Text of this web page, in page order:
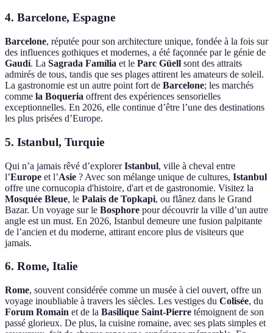
4. Barcelone, Espagne
Barcelone, réputée pour son architecture unique, fondée à la fois sur
des influences gothiques et modernes, a été façonnée par le génie de
Gaudí. La Sagrada Família et le Parc Güell sont des attraits
admirés de tous, tandis que ses plages attirent les amateurs de soleil.
La gastronomie est un autre point fort de Barcelone; les marchés
comme la Boqueria offrent des expériences sensorielles
exceptionnelles. En 2026, elle continue d’être l’une des destinations
les plus prisées d’Europe.
5. Istanbul, Turquie
Qui n’a jamais rêvé d’explorerIstanbul, ville à cheval entre
l’Europe et l’Asie ? Avec son mélange unique de cultures, Istanbul
offre une cornucopia d'histoire, d'art et de gastronomie. Visitez la
Mosquée Bleue, le Palais de Topkapi, ou flânez dans le Grand
Bazar. Un voyage sur le Bosphore pour découvrir la ville d’un autre
angle est un must. En 2026, Istanbul demeure une fusion palpitante
de l’ancien et du moderne, attirant encore plus de visiteurs que
jamais.
6. Rome, Italie
Rome, souvent considérée comme un musée à ciel ouvert, offre un
voyage inoubliable à travers les siècles. Les vestiges du Colisée, du
Forum Romain et de la Basilique Saint-Pierre témoignent de son
passé glorieux. De plus, la cuisine romaine, avec ses plats simples et